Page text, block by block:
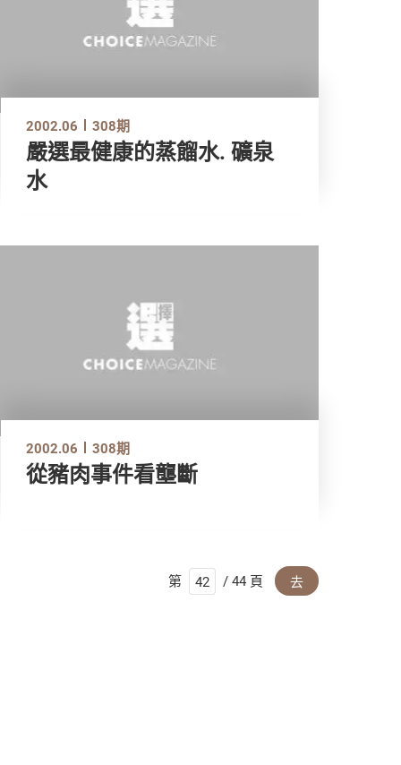
2002.06 308期
嚴選最健康的蒸餾水. 礦泉
水
2002.06 308期
從豬肉事件看壟斷
第 / 44 頁 去